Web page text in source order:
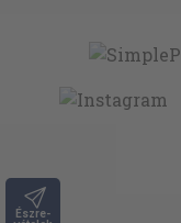
Észre-